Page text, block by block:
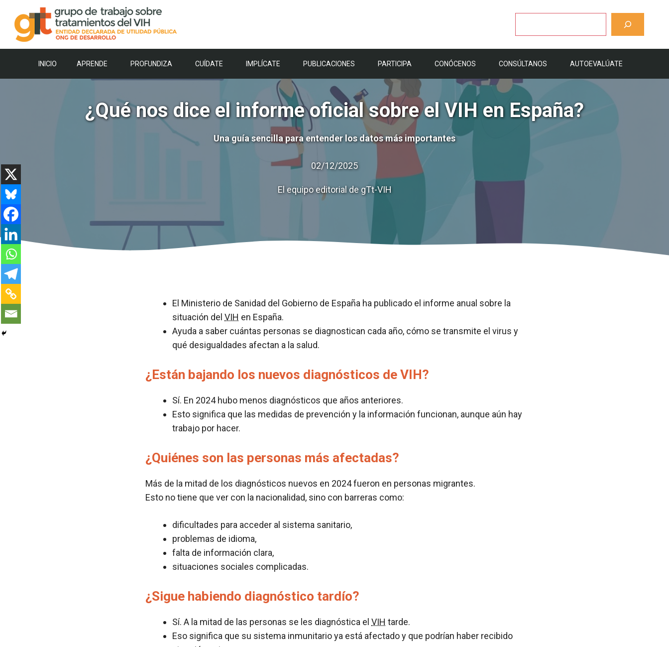
contenido
INICIO APRENDE PROFUNDIZA CUÍDATE IMPLÍCATE PUBLICACIONES PARTICIPA CONÓCENOS CONSÚLTANOS AUTOEVALÚATE
¿Qué nos dice el informe oficial sobre el VIH en España?
Una guía sencilla para entender los datos más importantes
02/12/2025
El equipo editorial de gTt-VIH
El Ministerio de Sanidad del Gobierno de España ha publicado el informe anual sobre la
situación del VIH en España.
Ayuda a saber cuántas personas se diagnostican cada año, cómo se transmite el virus y
qué desigualdades afectan a la salud.
¿Están bajando los nuevos diagnósticos de VIH?
Sí. En 2024 hubo menos diagnósticos que años anteriores.
Esto significa que las medidas de prevención y la información funcionan, aunque aún hay
trabajo por hacer.
¿Quiénes son las personas más afectadas?
Más de la mitad de los diagnósticos nuevos en 2024 fueron en personas migrantes.
Esto no tiene que ver con la nacionalidad, sino con barreras como:
dificultades para acceder al sistema sanitario,
problemas de idioma,
falta de información clara,
situaciones sociales complicadas.
¿Sigue habiendo diagnóstico tardío?
Sí. A la mitad de las personas se les diagnóstica el VIH tarde.
Eso significa que su sistema inmunitario ya está afectado y que podrían haber recibido